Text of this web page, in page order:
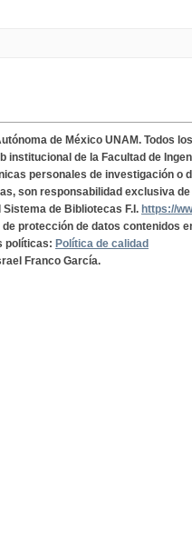
de México UNAM. Todos
institucional de la Facultad de
personales de investigación o
son responsabilidad exclusiva
de Bibliotecas F.I. https://
protección de datos contenidos
políticas: Política de calidad
Franco García.